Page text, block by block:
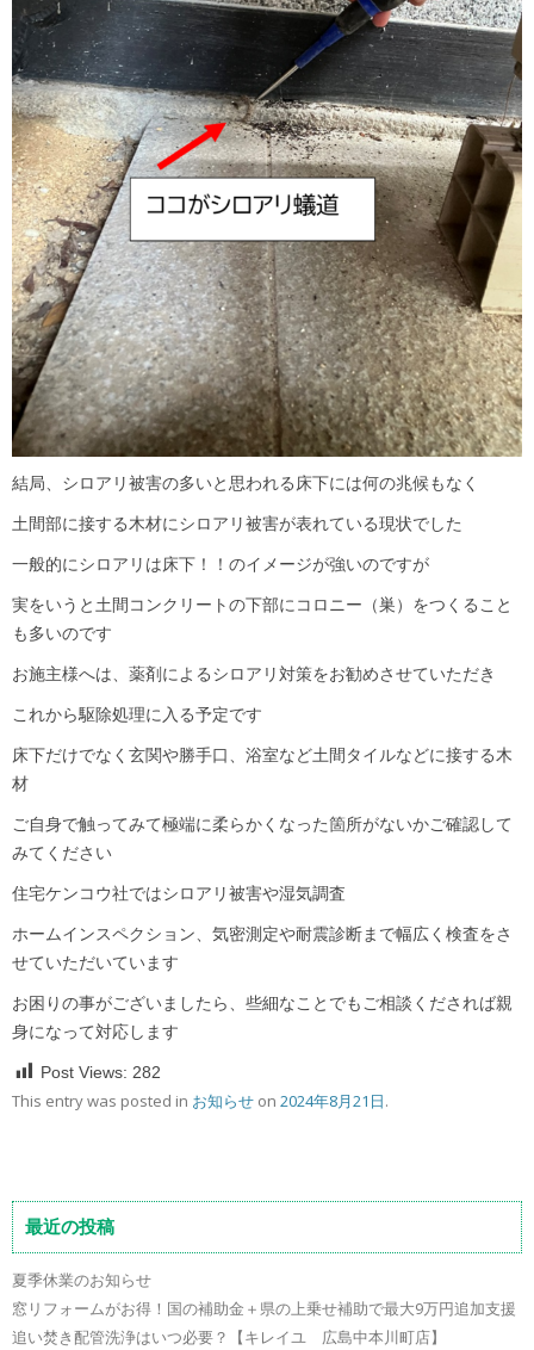
結局、シロアリ被害の多いと思われる床下には何の兆候もなく
土間部に接する木材にシロアリ被害が表れている現状でした
一般的にシロアリは床下！！のイメージが強いのですが
実をいうと土間コンクリートの下部にコロニー（巣）をつくること
も多いのです
お施主様へは、薬剤によるシロアリ対策をお勧めさせていただき
これから駆除処理に入る予定です
床下だけでなく玄関や勝手口、浴室など土間タイルなどに接する木
材
ご自身で触ってみて極端に柔らかくなった箇所がないかご確認して
みてください
住宅ケンコウ社ではシロアリ被害や湿気調査
ホームインスペクション、気密測定や耐震診断まで幅広く検査をさ
せていただいています
お困りの事がございましたら、些細なことでもご相談くだされば親
身になって対応します
Post Views: 282
This entry was posted in お知らせ on 2024年8月21日.
最近の投稿
夏季休業のお知らせ
窓リフォームがお得！国の補助金＋県の上乗せ補助で最大9万円追加支援
追い焚き配管洗浄はいつ必要？【キレイユ 広島中本川町店】